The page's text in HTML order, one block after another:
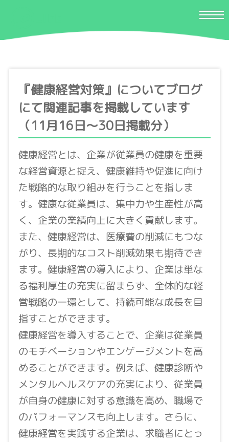
『健康経営対策』についてブログ
にて関連記事を掲載しています
（11月16日〜30日掲載分）
健康経営とは、企業が従業員の健康を重要
な経営資源と捉え、健康維持や促進に向け
た戦略的な取り組みを行うことを指しま
す。健康な従業員は、集中力や生産性が高
く、企業の業績向上に大きく貢献します。
また、健康経営は、医療費の削減にもつな
がり、長期的なコスト削減効果も期待でき
ます。健康経営の導入により、企業は単な
る福利厚生の充実に留まらず、全体的な経
営戦略の一環として、持続可能な成長を目
指すことができます。
健康経営を導入することで、企業は従業員
のモチベーションやエンゲージメントを高
めることができます。例えば、健康診断や
メンタルヘルスケアの充実により、従業員
が自身の健康に対する意識を高め、職場で
のパフォーマンスも向上します。さらに、
健康経営を実践する企業は、求職者にとっ